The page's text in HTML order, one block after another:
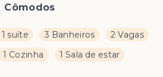
Cômodos
suíte 3 Banheiros
2 Vagas
1 Cozinha 1 Sala de estar